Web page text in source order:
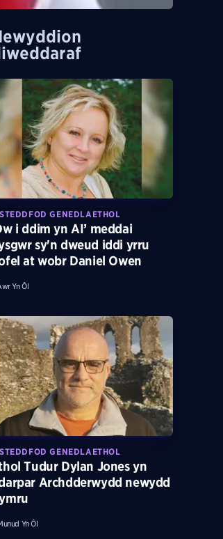
GENEDLAETHOL
i ddim yn AI’ meddai
sy'n dweud iddi yrru
at wobr Daniel Owen
Yn Ôl
GENEDLAETHOL
Tudur Dylan Jones yn
Archdderwydd newydd
Yn Ôl